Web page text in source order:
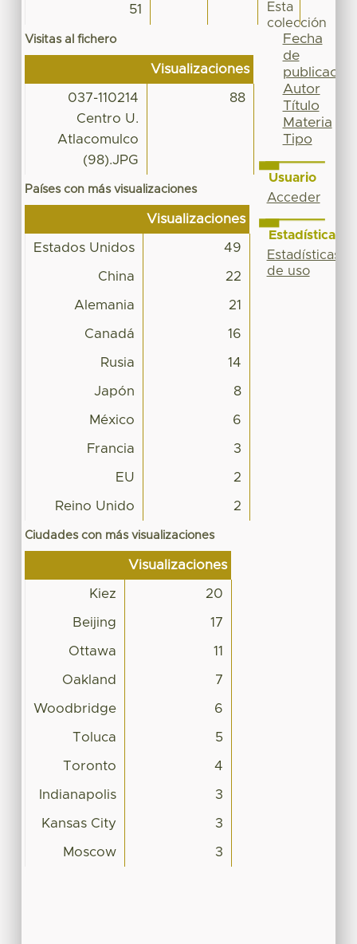
51
Visitas al fichero
Visualizaciones
037-110214
Centro U.
Atlacomulco
(98).JPG
88
Países con más visualizaciones
Visualizaciones
Estados Unidos 49
China 22
Alemania 21
Canadá 16
Rusia 14
Japón 8
México 6
Francia 3
EU 2
Reino Unido 2
Ciudades con más visualizaciones
Visualizaciones
Kiez 20
Beijing 17
Ottawa 11
Oakland 7
Woodbridge 6
Toluca 5
Toronto 4
Indianapolis 3
Kansas City 3
Moscow 3
Esta
colección
Fecha
de
publicación
Autor
Título
Materia
Tipo
Usuario
Acceder
Estadísticas
Estadísticas
de uso